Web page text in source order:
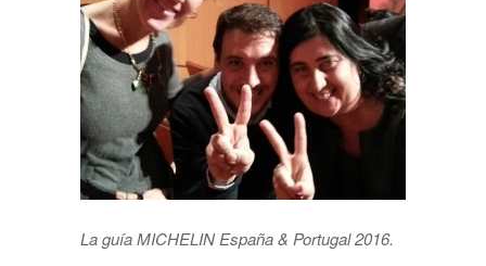
La guía MICHELIN España & Portugal 2016.